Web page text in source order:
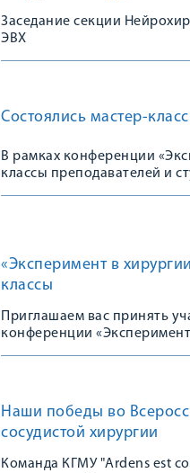
Заседание секции
ЭВХ
Состоялись мастер-
В рамках конференции
классы преподавателей и
«Эксперимент в
классы
Приглашаем вас принять
конференции
Наши победы во
сосудистой хирургии
Команда КГМУ "Ardens est